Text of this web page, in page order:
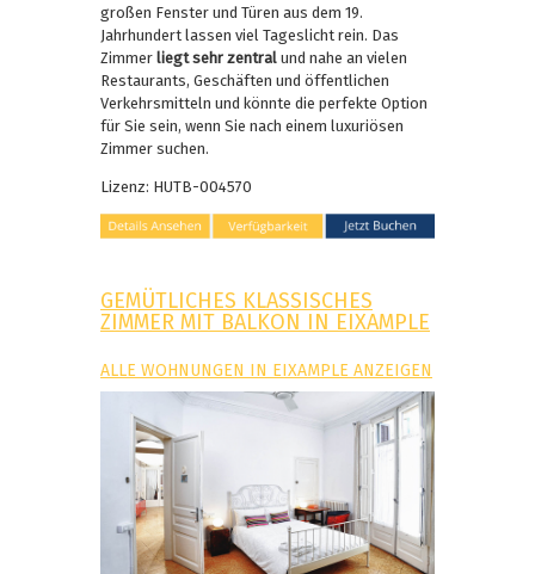
großen Fenster und Türen aus dem 19.
Jahrhundert lassen viel Tageslicht rein. Das
Zimmer liegt sehr zentral und nahe an vielen
Restaurants, Geschäften und öffentlichen
Verkehrsmitteln und könnte die perfekte Option
für Sie sein, wenn Sie nach einem luxuriösen
Zimmer suchen.
Lizenz: HUTB-004570
GEMÜTLICHES KLASSISCHES
ZIMMER MIT BALKON IN EIXAMPLE
ALLE WOHNUNGEN IN EIXAMPLE ANZEIGEN